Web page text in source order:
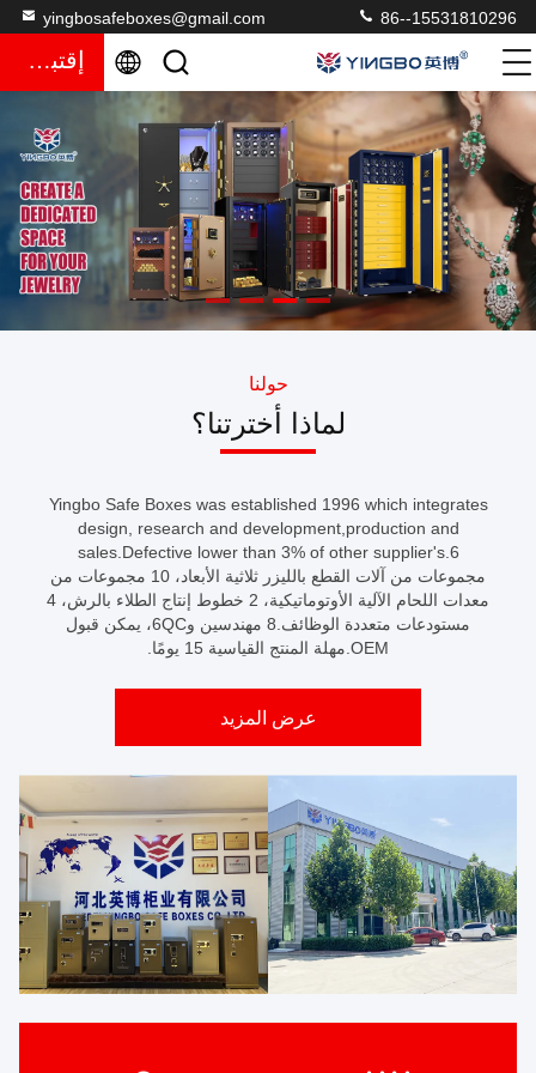
yingbosafeboxes@gmail.com 86--15531810296
إقتباس
حولنا
لماذا أخترتنا؟
Yingbo Safe Boxes was established 1996 which integrates
design, research and development,production and
sales.Defective lower than 3% of other supplier's.6
مجموعات من آلات القطع بالليزر ثلاثية الأبعاد، 10 مجموعات من
معدات اللحام الآلية الأوتوماتيكية، 2 خطوط إنتاج الطلاء بالرش، 4
مستودعات متعددة الوظائف.8 مهندسين و6QC، يمكن قبول
OEM.مهلة المنتج القياسية 15 يومًا.
عرض المزيد